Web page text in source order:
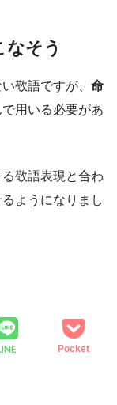
なそう
敬語ですが、 命
用いる必要があ
敬語表現と合わ
ようになりまし
Pocket